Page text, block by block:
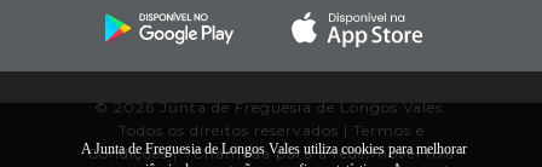
© 2026 Junta de Freguesia de Longos Vales.
Todos os direitos reservados | Termos e
Condições|*Chamada para a rede/móvel fixa
A Junta de Freguesia de Longos Vales utiliza cookies para melhorar